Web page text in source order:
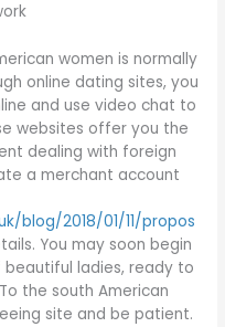
women is normally
online dating sites, you
and use video chat to
websites offer you the
dealing with foreign
a merchant account
blog/2018/01/11/propos
You may soon begin
ladies, ready to
the south American
site and be patient.